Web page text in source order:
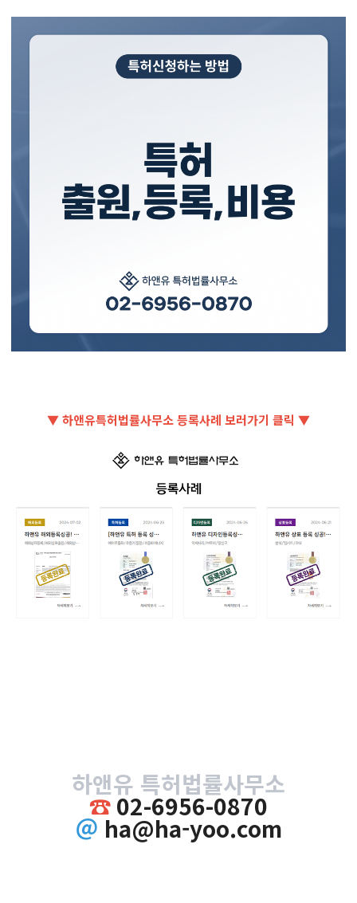
▼ 하앤유특허법률사무소 등록사례 보러가기 클릭 ▼
하앤유 특허법률사무소
☎ 02-6956-0870
＠ ha@ha-yoo.com